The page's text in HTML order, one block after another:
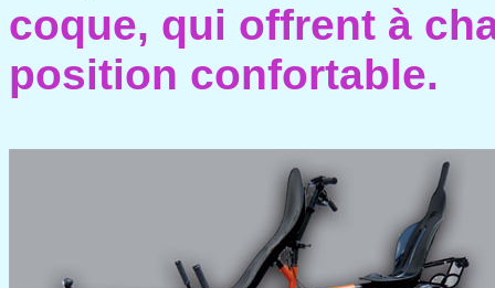
coque, qui offrent à
position confortable.